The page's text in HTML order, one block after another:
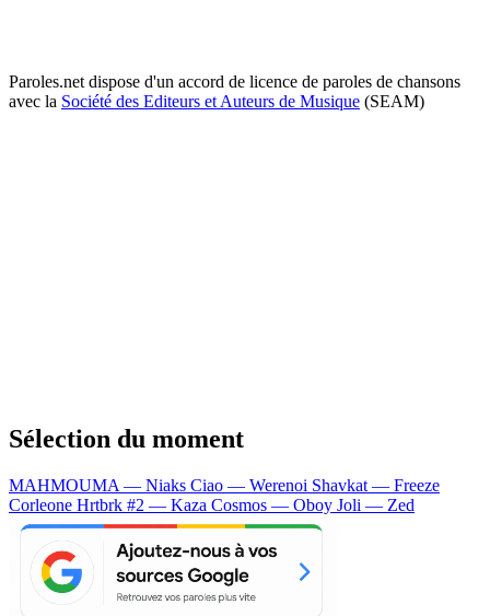
Paroles.net dispose d'un accord de licence de paroles de chansons
avec la Société des Editeurs et Auteurs de Musique (SEAM)
Sélection du moment
MAHMOUMA — Niaks Ciao — Werenoi Shavkat — Freeze
Corleone Hrtbrk #2 — Kaza Cosmos — Oboy Joli — Zed